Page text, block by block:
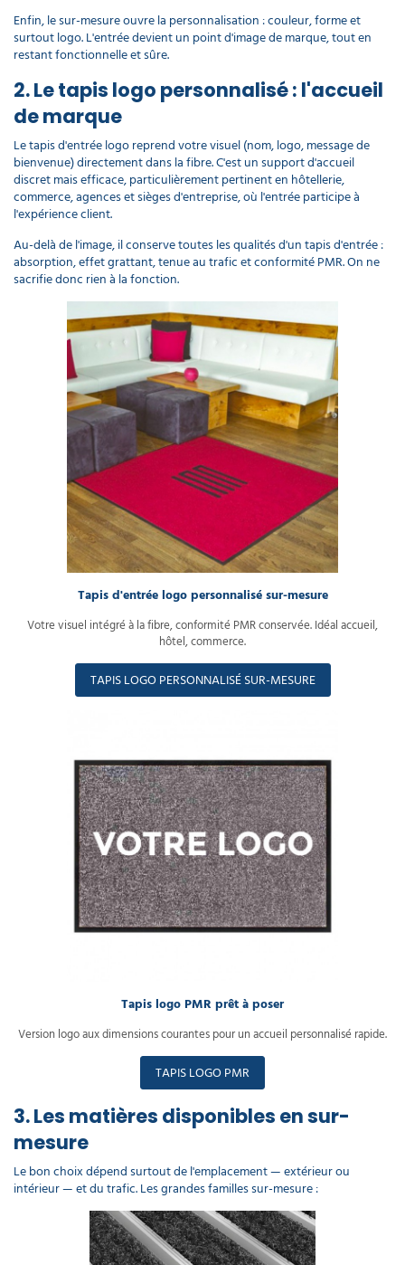
Enfin, le sur-mesure ouvre la personnalisation : couleur, forme et
surtout logo. L'entrée devient un point d'image de marque, tout en
restant fonctionnelle et sûre.
2. Le tapis logo personnalisé : l'accueil
de marque
Le tapis d'entrée logo reprend votre visuel (nom, logo, message de
bienvenue) directement dans la fibre. C'est un support d'accueil
discret mais efficace, particulièrement pertinent en hôtellerie,
commerce, agences et sièges d'entreprise, où l'entrée participe à
l'expérience client.
Au-delà de l'image, il conserve toutes les qualités d'un tapis d'entrée :
absorption, effet grattant, tenue au trafic et conformité PMR. On ne
sacrifie donc rien à la fonction.
Tapis d'entrée logo personnalisé sur-mesure
Votre visuel intégré à la fibre, conformité PMR conservée. Idéal accueil,
hôtel, commerce.
TAPIS LOGO PERSONNALISÉ SUR-MESURE
Tapis logo PMR prêt à poser
Version logo aux dimensions courantes pour un accueil personnalisé rapide.
TAPIS LOGO PMR
3. Les matières disponibles en sur-
mesure
Le bon choix dépend surtout de l'emplacement — extérieur ou
intérieur — et du trafic. Les grandes familles sur-mesure :